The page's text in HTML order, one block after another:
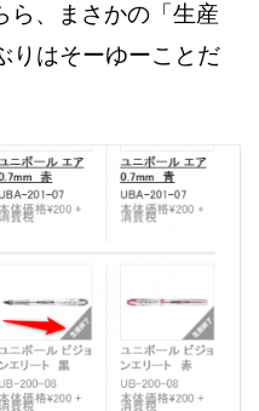
ら、まさかの「生産
りはそーゆーことだ